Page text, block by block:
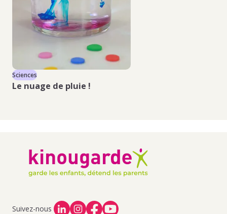
Sciences
Le nuage de pluie !
Suivez-nous